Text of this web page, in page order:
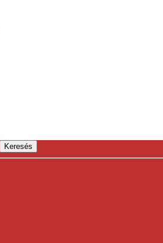
Keresés